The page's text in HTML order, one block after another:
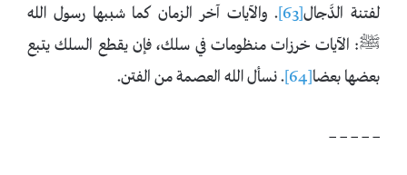
لفتنة الدَّجال[63]
. والآيات آخر الزمان كما شببها رسول الله
ﷺ: الآيات خرزات منظومات في سلك، فإن يقطع السلك يتبع
بعضها بعضا[64] . نسأل الله العصمة من الفتن.
_ _ _ _ _